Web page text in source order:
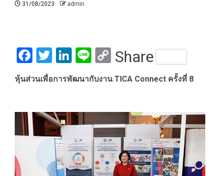
31/08/2023 admin
Facebook
Twitter
LinkedIn
LineCopy
Link
Share
หุ้นส่วนเพื่อการพัฒนากับงาน TICA Connect ครั้งที่ ​8